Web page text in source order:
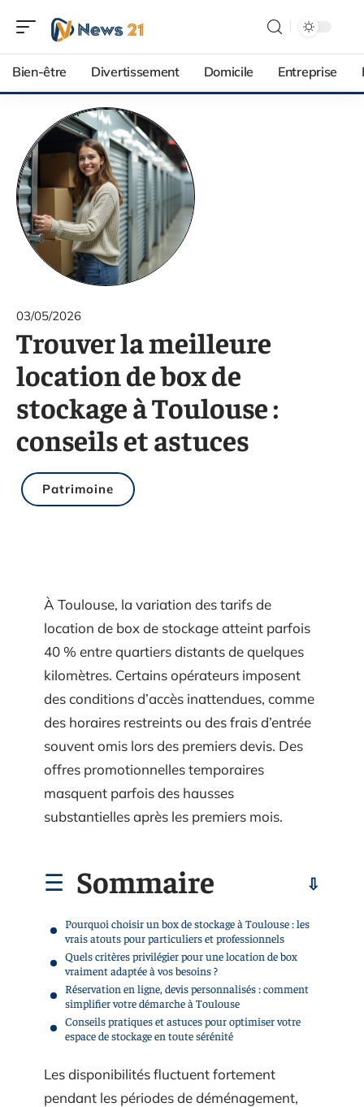
Bien-être Divertissement Domicile Entreprise
03/05/2026
Trouver la meilleure
location de box de
stockage à Toulouse :
conseils et astuces
Patrimoine
À Toulouse, la variation des tarifs de
location de box de stockage atteint parfois
40 % entre quartiers distants de quelques
kilomètres. Certains opérateurs imposent
des conditions d’accès inattendues, comme
des horaires restreints ou des frais d’entrée
souvent omis lors des premiers devis. Des
offres promotionnelles temporaires
masquent parfois des hausses
substantielles après les premiers mois.
Sommaire
Pourquoi choisir un box de stockage à Toulouse : les
vrais atouts pour particuliers et professionnels
Quels critères privilégier pour une location de box
vraiment adaptée à vos besoins ?
Réservation en ligne, devis personnalisés : comment
simplifier votre démarche à Toulouse
Conseils pratiques et astuces pour optimiser votre
espace de stockage en toute sérénité
Les disponibilités fluctuent fortement
pendant les périodes de déménagement,